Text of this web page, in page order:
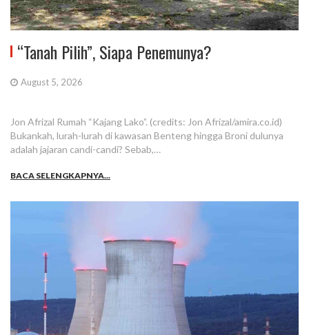
“Tanah Pilih”, Siapa Penemunya?
August 5, 2026
Jon Afrizal Rumah “Kajang Lako”. (credits: Jon Afrizal/amira.co.id)
Bukankah, lurah-lurah di kawasan Benteng hingga Broni dulunya
adalah jajaran candi-candi? Sebab,…
BACA SELENGKAPNYA...